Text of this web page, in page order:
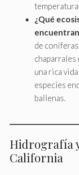
¿Qué
de
una rica
especies
ballenas.
Hidrografía
California